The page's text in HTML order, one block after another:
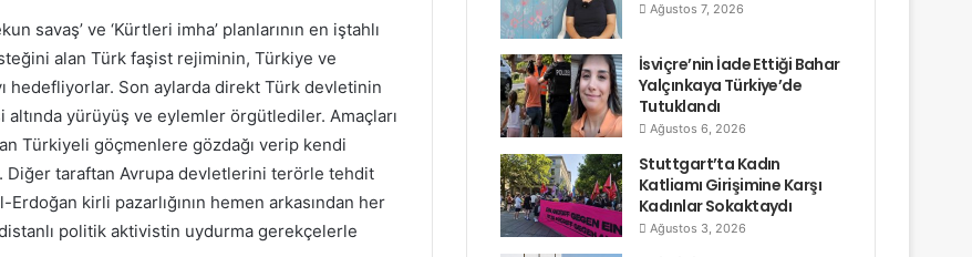
savaş’ ve ‘Kürtleri imha’ planlarının en iştahlı
alan Türk faşist rejiminin, Türkiye ve
hedefliyorlar. Son aylarda direkt Türk devletinin
yürüyüş ve eylemler örgütlediler. Amaçları
Türkiyeli göçmenlere gözdağı verip kendi
taraftan Avrupa devletlerini terörle tehdit
kirli pazarlığının hemen arkasından her
politik aktivistin uydurma gerekçelerle
Ağustos 7, 2026
İsviçre’nin İade Ettiği Bahar
Yalçınkaya Türkiye’de
Tutuklandı
Ağustos 6, 2026
Stuttgart’ta Kadın
Katliamı Girişimine Karşı
Kadınlar Sokaktaydı
Ağustos 3, 2026